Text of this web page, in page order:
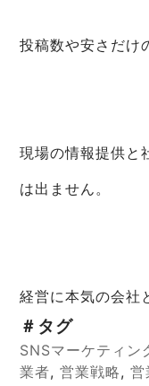
投稿数や安さだ
現場の情報提供と
は出ません。
経営に本気の会
＃タグ
SNSマーケティン
業者,営業戦略,営